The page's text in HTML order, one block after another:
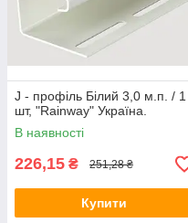
J - профіль Білий 3,0 м.п. / 1
шт, "Rainway" Україна.
В наявності
226,15 ₴ 251,28 ₴
Купити